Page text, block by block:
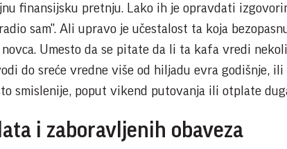
finansijsku pretnju. Lako ih je opravdati
sam". Ali upravo je učestalost ta koja
Umesto da se pitate da li ta kafa vredi
do sreće vredne više od hiljadu evra godišnje, ili
smislenije, poput vikend putovanja ili otplate
i zaboravljenih obaveza